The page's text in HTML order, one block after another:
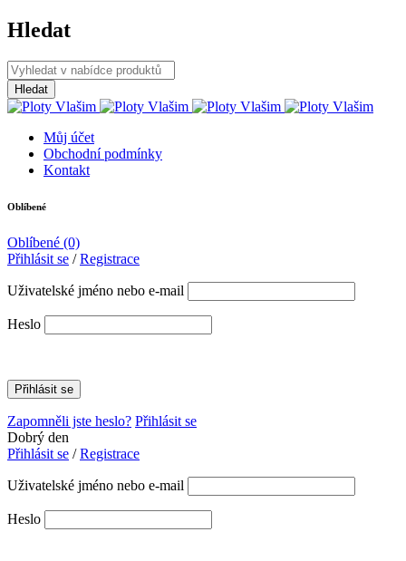
Hledat
Můj účet
Obchodní podmínky
Kontakt
Oblíbené
Oblíbené (0)
Přihlásit se /Registrace
Uživatelské jméno nebo e-mail
Heslo
Zapomněli jste heslo? Přihlásit se
Dobrý den
Přihlásit se /Registrace
Uživatelské jméno nebo e-mail
Heslo